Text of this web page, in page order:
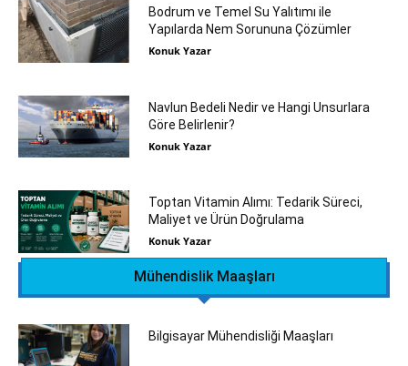
Bodrum ve Temel Su Yalıtımı ile
Yapılarda Nem Sorununa Çözümler
Konuk Yazar
Navlun Bedeli Nedir ve Hangi Unsurlara
Göre Belirlenir?
Konuk Yazar
Toptan Vitamin Alımı: Tedarik Süreci,
Maliyet ve Ürün Doğrulama
Konuk Yazar
Mühendislik Maaşları
Bilgisayar Mühendisliği Maaşları